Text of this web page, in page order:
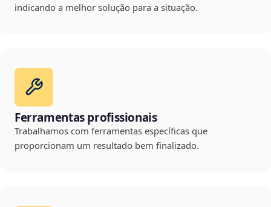
indicando a melhor solução para a situação.
Ferramentas profissionais
Trabalhamos com ferramentas específicas que
proporcionam um resultado bem finalizado.